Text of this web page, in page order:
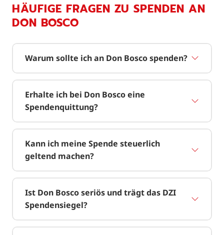
HÄUFIGE FRAGEN ZU SPENDEN AN
DON BOSCO
Warum sollte ich an Don Bosco spenden?
Erhalte ich bei Don Bosco eine
Spendenquittung?
Kann ich meine Spende steuerlich
geltend machen?
Ist Don Bosco seriös und trägt das DZI
Spendensiegel?